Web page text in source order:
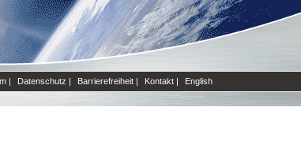
| Datenschutz | Barrierefreiheit | Kontakt | English